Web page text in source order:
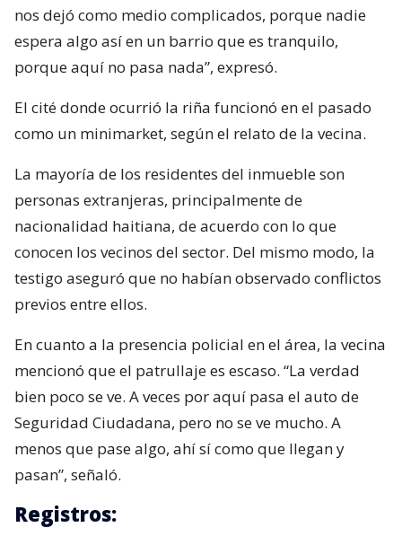
nos dejó como medio complicados, porque nadie
espera algo así en un barrio que es tranquilo,
porque aquí no pasa nada”, expresó.
El cité donde ocurrió la riña funcionó en el pasado
como un minimarket, según el relato de la vecina.
La mayoría de los residentes del inmueble son
personas extranjeras, principalmente de
nacionalidad haitiana, de acuerdo con lo que
conocen los vecinos del sector. Del mismo modo, la
testigo aseguró que no habían observado conflictos
previos entre ellos.
En cuanto a la presencia policial en el área, la vecina
mencionó que el patrullaje es escaso. “La verdad
bien poco se ve. A veces por aquí pasa el auto de
Seguridad Ciudadana, pero no se ve mucho. A
menos que pase algo, ahí sí como que llegan y
pasan”, señaló.
Registros: